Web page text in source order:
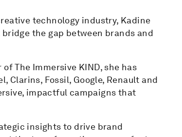
technology industry, Kadine
the gap between brands and
The Immersive KIND, she has
Fossil, Google, Renault and
impactful campaigns that
insights to drive brand